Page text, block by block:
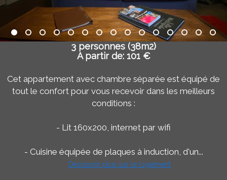
3 personnes (38m2)
A partir de: 101 €
Cet appartement avec chambre séparée est équipé de
tout le confort pour vous recevoir dans les meilleurs
conditions :
- Lit 160x200, internet par wifi
- Cuisine équipée de plaques à induction, d'un...
Découvrir plus sur le logement